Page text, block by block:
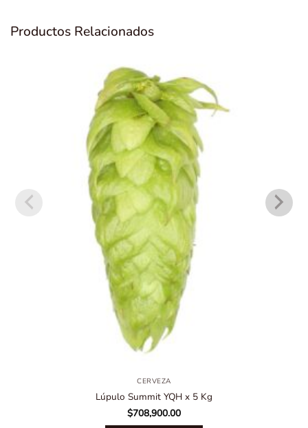
Productos Relacionados
CERVEZA
Lúpulo Summit YQH x 5 Kg
$708,900.00